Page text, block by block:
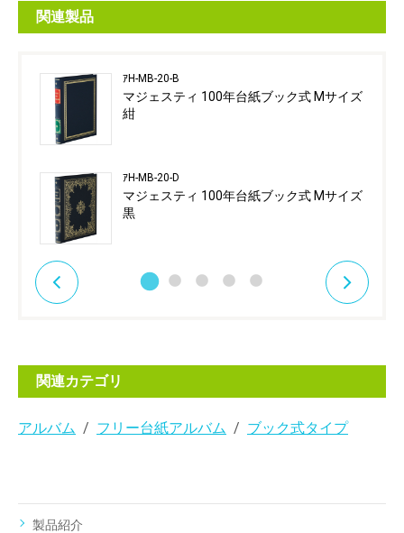
関連製品
ｱH-MB-20-B
マジェスティ 100年台紙ブック式 Mサイズ
紺
ｱH-MB-20-D
マジェスティ 100年台紙ブック式 Mサイズ
黒
関連カテゴリ
アルバム フリー台紙アルバム ブック式タイプ
製品紹介